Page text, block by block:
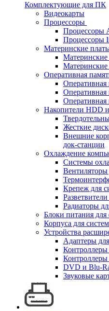
Комплектующие для ПК
Видеокарты
Процессоры
Процессоры
Процессоры
Материнские
Материнские
Оперативная
Накопители HDD
Жесткие
Внешние
док-станции
Охлаждение
Системы
Вентиляторы
Крепеж для
Радиаторы
Блоки питания
Корпуса для
Устройства
Адаптеры
Контроллеры
DVD и Blu-
Звуковые